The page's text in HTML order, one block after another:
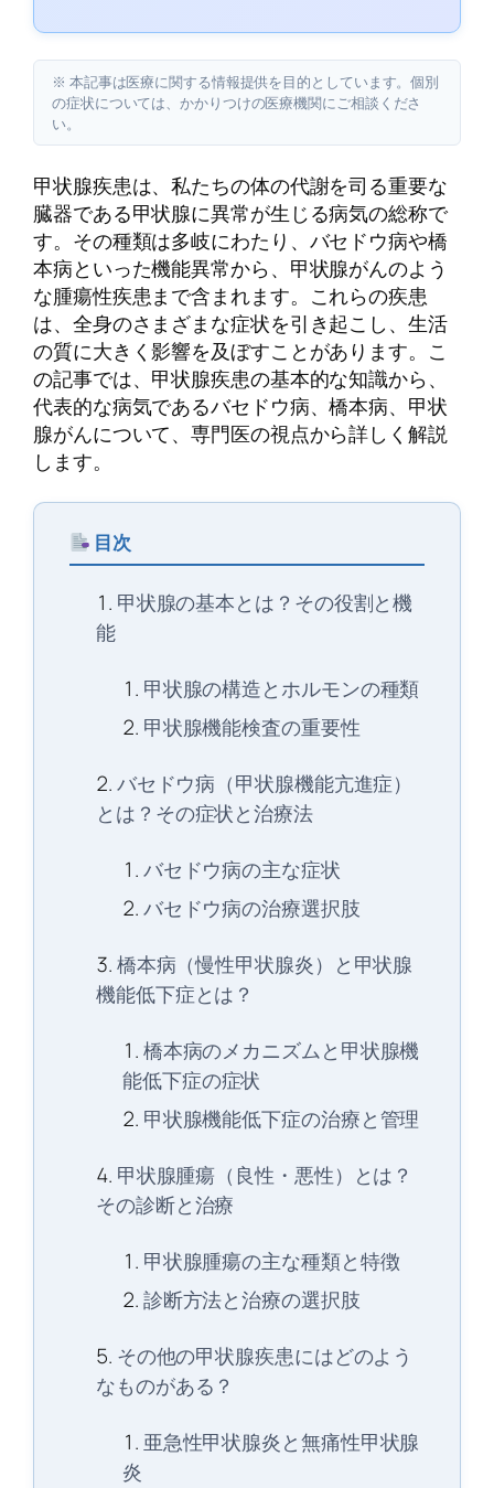
※ 本記事は医療に関する情報提供を目的としています。個別
の症状については、かかりつけの医療機関にご相談くださ
い。
甲状腺疾患は、私たちの体の代謝を司る重要な
臓器である甲状腺に異常が生じる病気の総称で
す。その種類は多岐にわたり、バセドウ病や橋
本病といった機能異常から、甲状腺がんのよう
な腫瘍性疾患まで含まれます。これらの疾患
は、全身のさまざまな症状を引き起こし、生活
の質に大きく影響を及ぼすことがあります。こ
の記事では、甲状腺疾患の基本的な知識から、
代表的な病気であるバセドウ病、橋本病、甲状
腺がんについて、専門医の視点から詳しく解説
します。
目次
甲状腺の基本とは？その役割と機
能
甲状腺の構造とホルモンの種類
甲状腺機能検査の重要性
バセドウ病（甲状腺機能亢進症）
とは？その症状と治療法
バセドウ病の主な症状
バセドウ病の治療選択肢
橋本病（慢性甲状腺炎）と甲状腺
機能低下症とは？
橋本病のメカニズムと甲状腺機
能低下症の症状
甲状腺機能低下症の治療と管理
甲状腺腫瘍（良性・悪性）とは？
その診断と治療
甲状腺腫瘍の主な種類と特徴
診断方法と治療の選択肢
その他の甲状腺疾患にはどのよう
なものがある？
亜急性甲状腺炎と無痛性甲状腺
炎